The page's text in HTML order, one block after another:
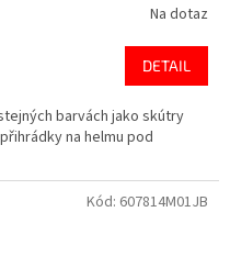
Na dotaz
DETAIL
barvách jako skútry
na helmu pod
Kód: 607814M01JB